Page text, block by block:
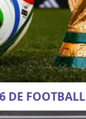
DE FOOTBALL